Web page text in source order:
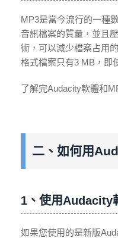
MP3是當今流行的一種
音訊檔案的質量，並且
術，可以減少檔案占用
格式檔案只有3 MB，即
了解完Audacity軟體和
二、如何用
1、使用Audacity
如果您使用的是新版